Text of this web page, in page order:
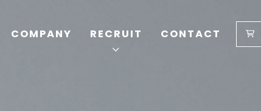
COMPANY RECRUIT CONTACT